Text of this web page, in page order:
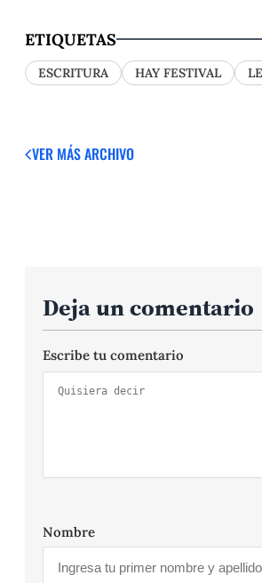
ETIQUETAS
ESCRITURA HAY FESTIVAL
VER MÁSARCHIVO
Deja un comentario
Escribe tu comentario
Nombre